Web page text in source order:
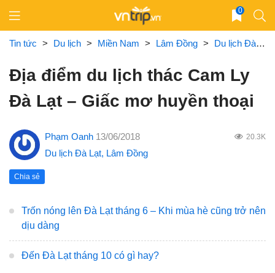
content
0
Tin tức > Du lịch > Miền Nam > Lâm Đồng > Du lịch Đà Lạt
Địa điểm du lịch thác Cam Ly
Đà Lạt – Giấc mơ huyền thoại
Phạm Oanh 13/06/2018 20.3K
Du lịch Đà Lạt, Lâm Đồng
Chia sẻ
Trốn nóng lên Đà Lạt tháng 6 – Khi mùa hè cũng trở nên
dịu dàng
Đến Đà Lạt tháng 10 có gì hay?